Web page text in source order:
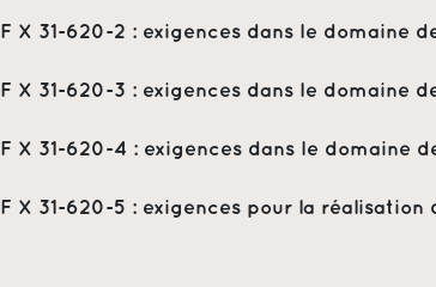
X 31-620-2 : exigences dans le domaine
X 31-620-3 : exigences dans le domaine
X 31-620-4 : exigences dans le domaine
X 31-620-5 : exigences pour la réalisation